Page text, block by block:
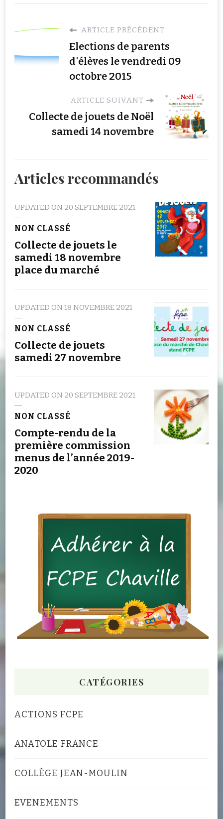
ARTICLE PRÉCÉDENT
Elections de parents
d'élèves le vendredi 09
octobre 2015
ARTICLE SUIVANT
Collecte de jouets de Noël
samedi 14 novembre
Articles recommandés
UPDATED ON 20 SEPTEMBRE 2021
NON CLASSÉ
Collecte de jouets le
samedi 18 novembre
place du marché
UPDATED ON18 NOVEMBRE 2021
NON CLASSÉ
Collecte de jouets
samedi 27 novembre
UPDATED ON 20 SEPTEMBRE 2021
NON CLASSÉ
Compte-rendu de la
première commission
menus de l’année 2019-
2020
CATÉGORIES
ACTIONS FCPE
ANATOLE FRANCE
COLLÈGE JEAN-MOULIN
EVENEMENTS